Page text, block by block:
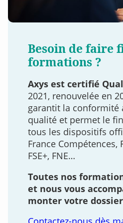
Besoin de faire
formations ?
Axys est certifié
2021, renouvelée en
garantit la conformité
qualité et permet le
tous les dispositifs
France Compétences,
FSE+, FNE…
Toutes nos
et nous vous
monter votre